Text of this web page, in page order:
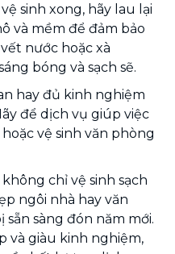
sinh xong, hãy lau lại
và mềm để đảm bảo
nước hoặc xà
bóng và sạch sẽ.
hay đủ kinh nghiệm
để dịch vụ giúp việc
vệ sinh văn phòng
chỉ vệ sinh sạch
ngôi nhà hay văn
sàng đón năm mới.
và giàu kinh nghiệm,